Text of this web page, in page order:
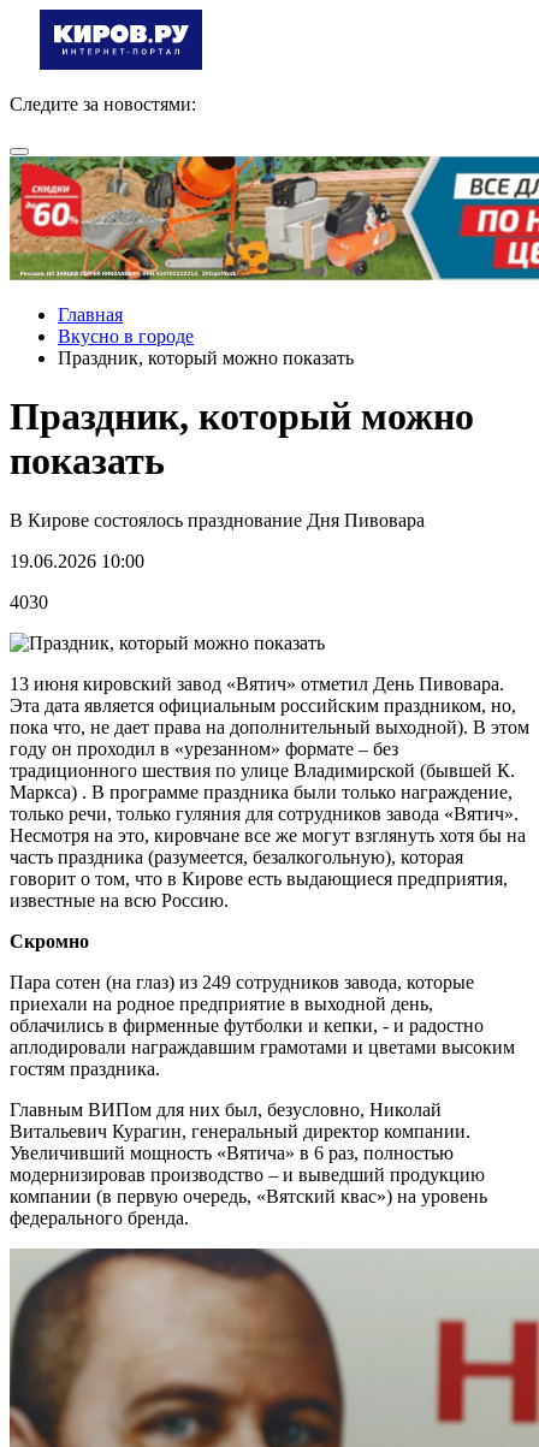
Следите за новостями:
Главная
Вкусно в городе
Праздник, который можно показать
Праздник, который можно
показать
В Кирове состоялось празднование Дня Пивовара
19.06.2026 10:00
4030
13 июня кировский завод «Вятич» отметил День Пивовара.
Эта дата является официальным российским праздником, но,
пока что, не дает права на дополнительный выходной). В этом
году он проходил в «урезанном» формате – без
традиционного шествия по улице Владимирской (бывшей К.
Маркса) . В программе праздника были только награждение,
только речи, только гуляния для сотрудников завода «Вятич».
Несмотря на это, кировчане все же могут взглянуть хотя бы на
часть праздника (разумеется, безалкогольную), которая
говорит о том, что в Кирове есть выдающиеся предприятия,
известные на всю Россию.
Скромно
Пара сотен (на глаз) из 249 сотрудников завода, которые
приехали на родное предприятие в выходной день,
облачились в фирменные футболки и кепки, - и радостно
аплодировали награждавшим грамотами и цветами высоким
гостям праздника.
Главным ВИПом для них был, безусловно, Николай
Витальевич Курагин, генеральный директор компании.
Увеличивший мощность «Вятича» в 6 раз, полностью
модернизировав производство – и выведший продукцию
компании (в первую очередь, «Вятский квас») на уровень
федерального бренда.